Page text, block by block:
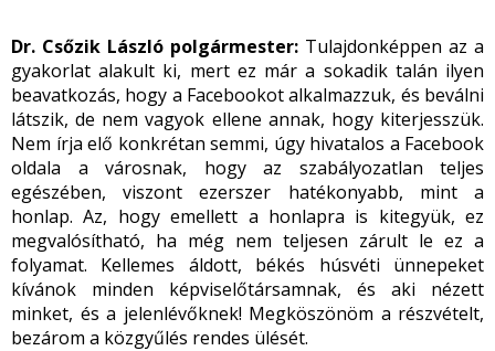
Dr. Csőzik László polgármester: Tulajdonképpen az a
gyakorlat alakult ki, mert ez már a sokadik talán ilyen
beavatkozás, hogy a Facebookot alkalmazzuk, és beválni
látszik, de nem vagyok ellene annak, hogy kiterjesszük.
Nem írja elő konkrétan semmi, úgy hivatalos a Facebook
oldala a városnak, hogy az szabályozatlan teljes
egészében, viszont ezerszer hatékonyabb, mint a
honlap. Az, hogy emellett a honlapra is kitegyük, ez
megvalósítható, ha még nem teljesen zárult le ez a
folyamat. Kellemes áldott, békés húsvéti ünnepeket
kívánok minden képviselőtársamnak, és aki nézett
minket, és a jelenlévőknek! Megköszönöm a részvételt,
bezárom a közgyűlés rendes ülését.